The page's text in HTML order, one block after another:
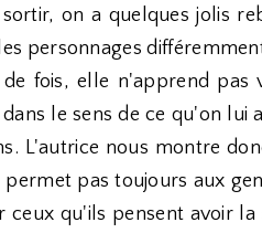
on a quelques jolis
personnages
fois, elle n'apprend pas
le sens de ce qu'on lui
L'autrice nous montre
permet pas toujours aux
ceux qu'ils pensent avoir